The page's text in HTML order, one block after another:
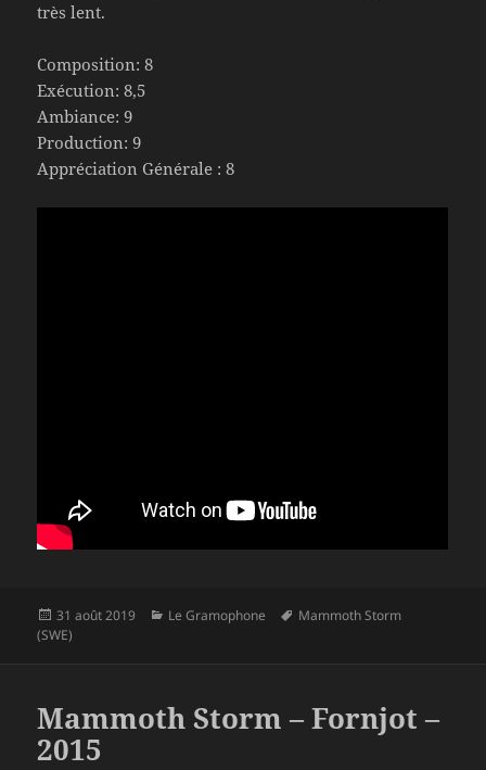
très lent.
Composition: 8
Exécution: 8,5
Ambiance: 9
Production: 9
Appréciation Générale : 8
Publié
le
31 août 2019 Catégories
Le Gramophone
Mots-
Mammoth Storm
(SWE)
Mammoth Storm – Fornjot –
2015